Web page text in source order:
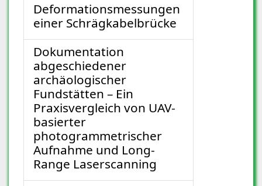
Deformationsmessungen
einer Schrägkabelbrücke
Dokumentation
abgeschiedener
archäologischer
Fundstätten – Ein
Praxisvergleich von UAV-
basierter
photogrammetrischer
Aufnahme und Long-
Range Laserscanning